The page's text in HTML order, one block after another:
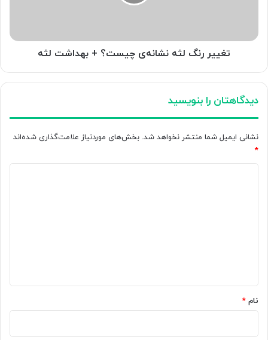
تغییر رنگ لثه نشانه‌ی چیست؟ + بهداشت لثه
دیدگاهتان را بنویسید
نشانی ایمیل شما منتشر نخواهد شد. بخش‌های موردنیاز علامت‌گذاری شده‌اند
*
نام *